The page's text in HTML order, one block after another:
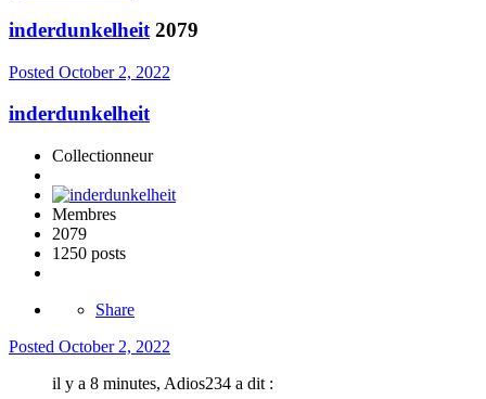
inderdunkelheit 2079
Posted October 2, 2022
inderdunkelheit
Collectionneur
Membres
2079
1250 posts
Share
Posted October 2, 2022
il y a 8 minutes, Adios234 a dit :